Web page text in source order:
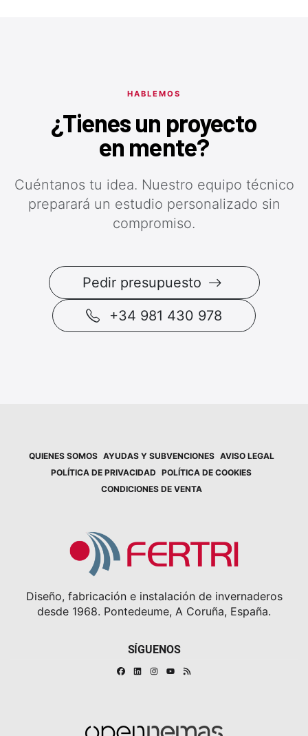
HABLEMOS
¿Tienes un proyecto
en mente?
Cuéntanos tu idea. Nuestro equipo técnico
preparará un estudio personalizado sin
compromiso.
Pedir presupuesto
+34 981 430 978
QUIENES SOMOS AYUDAS Y SUBVENCIONES AVISO LEGAL
POLÍTICA DE PRIVACIDAD POLÍTICA DE COOKIES
CONDICIONES DE VENTA
Diseño, fabricación e instalación de invernaderos
desde 1968. Pontedeume, A Coruña, España.
SÍGUENOS
FacebookLinkedinInstagram